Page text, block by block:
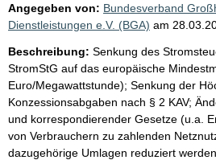
Angegeben von: Bundesverband
Dienstleistungen e.V. (BGA) am
Beschreibung: Senkung des
StromStG auf das europäische
Euro/Megawattstunde); Senkung der
Konzessionsabgaben nach § 2 KAV;
und korrespondierender Gesetze (u.a.
von Verbrauchern zu zahlenden
dazugehörige Umlagen reduziert